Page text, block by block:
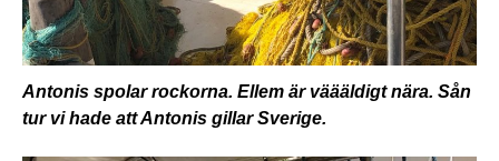
Antonis spolar rockorna. Ellem är väääldigt nära. Sån
tur vi hade att Antonis gillar Sverige.